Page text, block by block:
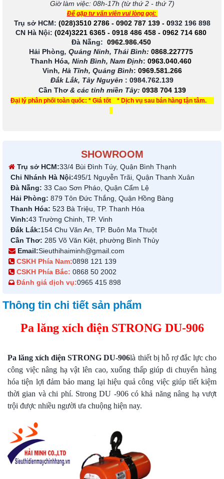
Giờ làm việc: 08h-17h (từ thứ 2 - thứ 7)
Để gặp tư vấn viên vui lòng gọi:
Trụ sở HCM: (028)3510 2786 - 0902 787 139- 0932 196 898
CN Hà Nội: (024)3221 6365 - 0918 486 458 - 0962 714 680
Đà Nẵng: 0962.986.450
Hải Phòng, Quảng Ninh, Thái Bình: 0868.227775
Thanh Hóa, Ninh Bình, Nam Định: 0963.040.460
Vinh, Hà Tĩnh, Quảng Bình: 0969.581.266
Đắk Lắk, Tây Nguyên : 0984.762.139
Cần Thơ & các tỉnh miền Tây: 0938 704 139
Đại lý phân phối toàn quốc: * Giá tốt * Dịch vụ sau bán hàng tận tâm.
SHOWROOM
Trụ sở HCM:33/4 Bùi Đình Túy, Quận Bình Thạnh
Chi Nhánh Hà Nội:495/1 Nguyễn Trãi, Quận Thanh Xuân
Đà Nẵng: 33 Cao Sơn Pháo, Quận Cẩm Lệ
Hải Phòng: 879 Tôn Đức Thắng, Quận Hồng Bàng
Thanh Hóa: 523 Bà Triệu, TP. Thanh Hóa
Vinh:43 Trường Chinh, TP. Vinh
Đắk Lắk:154 Chu Văn An, TP. Buôn Ma Thuột
Cần Thơ: 285 Võ Văn Kiệt, phường Bình Thủy
Email:Sieuthihaiminh@gmail.com
CSKH Phía Nam:0898 121 139
CSKH Phía Bắc: 0868 50 2002
Đánh giá dịch vụ:0965 415 898
Thông tin chi tiết sản phẩm
Pa lăng xích điện STRONG DU-906
Pa lăng xích điện STRONG DU-906là thiết bị hỗ rợ đắc lực cho
công việc nâng hạ vật lên cao, xuống thấp giúp di chuyển hàng
hóa tiện lợi đảm bảo mang lại hiệu quả công việc giúp tiết kiệm
thời gian và chi phí. Strong DU -906 có khả năng nâng hạ vượt
trội được nhiều người ưa chuộng hiện nay.